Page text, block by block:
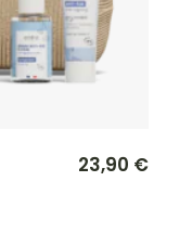
23,90 €